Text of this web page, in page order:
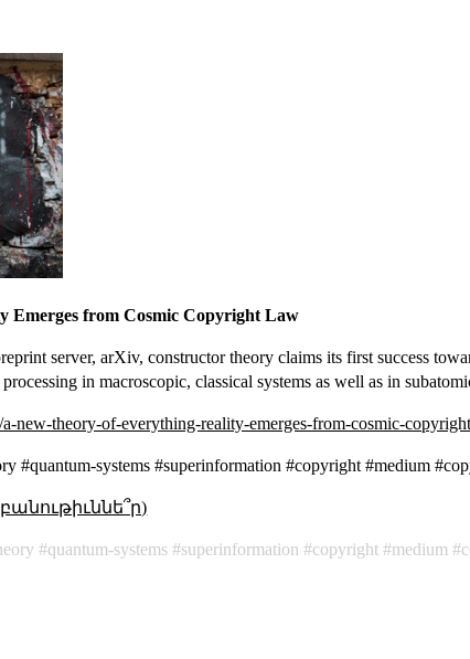
Emerges from Cosmic Copyright Law
server, arXiv, constructor theory claims its first success
in macroscopic, classical systems as well as in
new-theory-of-everything-reality-emerges-from-cosmic-
#quantum-systems #superinformation #copyright #medium
quantum-systems superinformation copyright medium